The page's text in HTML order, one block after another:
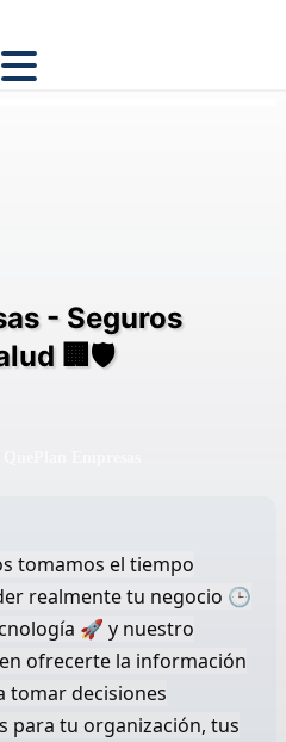
- Seguros
🏢🛡️
tomamos el tiempo
realmente tu negocio 🕒
🚀 y nuestro
ofrecerte la información
tomar decisiones
para tu organización, tus